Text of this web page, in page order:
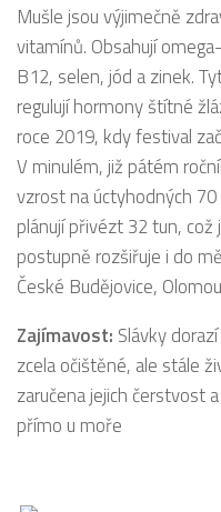
Mušle jsou výjimečně
vitamínů. Obsahují
B12, selen, jód a zinek.
regulují hormony štítné
roce 2019, kdy festival
V minulém, již pátém
vzrost na úctyhodných
plánují přivézt 32 tun,
postupně rozšiřuje i do
České Budějovice,
Zajímavost: Slávky
zcela očištěné, ale stále
zaručena jejich čerstvost
přímo u moře